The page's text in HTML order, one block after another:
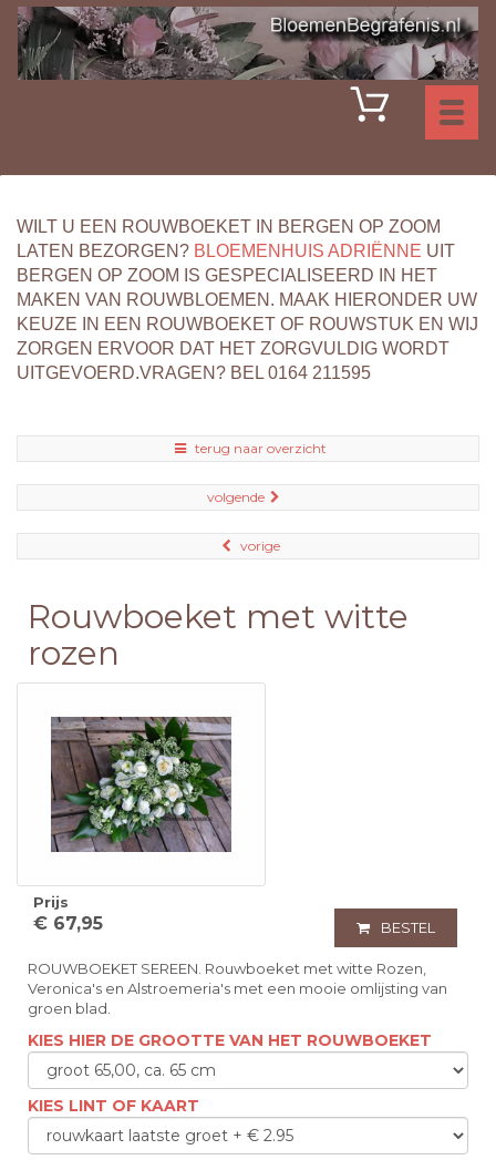
WILT U EEN ROUWBOEKET IN BERGEN OP ZOOM
LATEN BEZORGEN? BLOEMENHUIS ADRIËNNE UIT
BERGEN OP ZOOM IS GESPECIALISEERD IN HET
MAKEN VAN ROUWBLOEMEN. MAAK HIERONDER UW
KEUZE IN EEN ROUWBOEKET OF ROUWSTUK EN WIJ
ZORGEN ERVOOR DAT HET ZORGVULDIG WORDT
UITGEVOERD.VRAGEN? BEL 0164 211595
terug naar overzicht
volgende
vorige
Rouwboeket met witte
rozen
Prijs
€ 67,95 BESTEL
ROUWBOEKET SEREEN. Rouwboeket met witte Rozen,
Veronica's en Alstroemeria's met een mooie omlijsting van
groen blad.
KIES HIER DE GROOTTE VAN HET ROUWBOEKET
KIES LINT OF KAART